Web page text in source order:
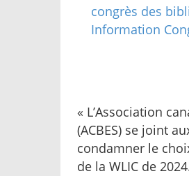
« L’Association
(ACBES) se joint
condamner le
de la WLIC de